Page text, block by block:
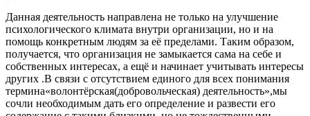
Данная деятельность направлена не только на улучшение
психологического климата внутри организации, но и на
помощь конкретным людям за её пределами. Таким образом,
получается, что организация не замыкается сама на себе и
собственных интересах, а ещё и начинает учитывать интересы
других .В связи с отсутствием единого для всех понимания
термина«волонтёрская(добровольческая) деятельность»,мы
сочли необходимым дать его определение и развести его